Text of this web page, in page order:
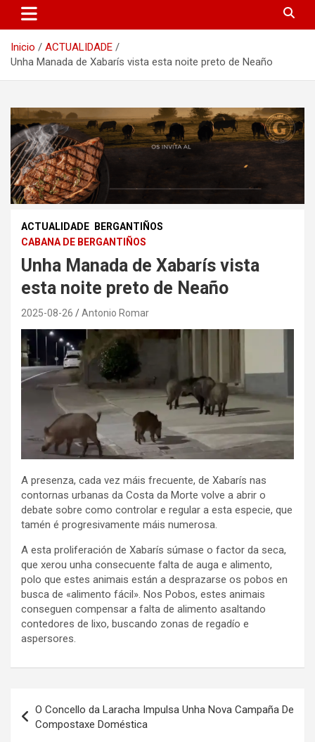
Inicio
ACTUALIDADE
Unha Manada de Xabarís vista esta noite preto de Neaño
ACTUALIDADE
BERGANTIÑOS
CABANA DE BERGANTIÑOS
Unha Manada de Xabarís vista
esta noite preto de Neaño
2025-08-26 Antonio Romar
A presenza, cada vez máis frecuente, de Xabarís nas
contornas urbanas da Costa da Morte volve a abrir o
debate sobre como controlar e regular a esta especie, que
tamén é progresivamente máis numerosa.
A esta proliferación de Xabarís súmase o factor da seca,
que xerou unha consecuente falta de auga e alimento,
polo que estes animais están a desprazarse os pobos en
busca de «alimento fácil». Nos Pobos, estes animais
conseguen compensar a falta de alimento asaltando
contedores de lixo, buscando zonas de regadío e
aspersores.
de
O Concello da Laracha Impulsa Unha Nova Campaña De
Compostaxe Doméstica